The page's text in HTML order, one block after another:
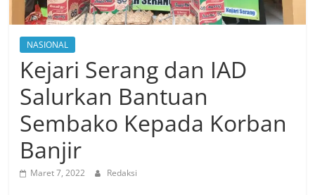
NASIONAL
Kejari Serang dan IAD
Salurkan Bantuan
Sembako Kepada Korban
Banjir
Maret 7, 2022 Redaksi